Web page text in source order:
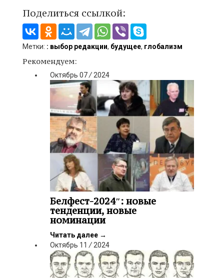
Поделиться ссылкой:
Метки: : выбор редакции, будущее, глобализм
Рекомендуем:
Октябрь 07/ 2024
Белфест-2024″: новые
тенденции, новые
номинации
Читать далее →
Октябрь 11 / 2024